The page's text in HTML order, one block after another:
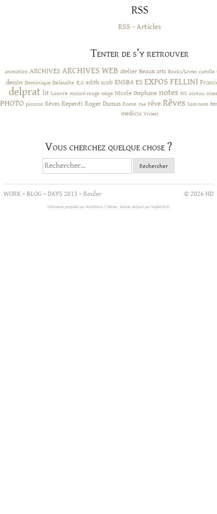
RSS
RSS - Articles
Tenter de s’y retrouver
animation ARCHIVES ARCHIVES WEB atelier Beaux arts Books/Livres camille
dessin Dominique Delouche E.S edith scob ENSBA ES EXPOS FELLINI
delprat lit Louvre maison rouge neige NIcole Stephane notes NS oiseau
PHOTO picasso Rêves Repenti Roger Dumas Rome rue rêve Rêves Sans nom
medicis Viviers
Vous cherchez quelque chose ?
Rechercher :
WORK>BLOG>DAYS 2013 >Rouler © 2026 HD
Fièrement propulsé par WordPress. Thème : helene-delprat par SophieWeb.